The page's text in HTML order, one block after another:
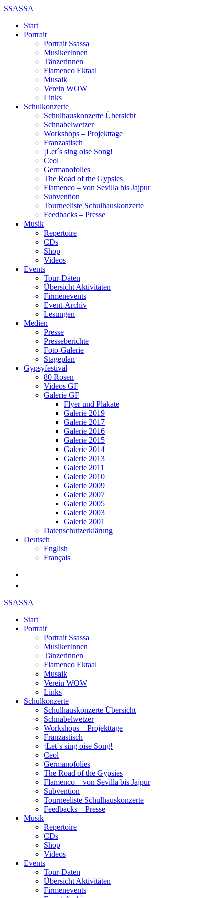
SSASSA
Start
Portrait
Portrait Ssassa
MusikerInnen
Tänzerinnen
Flamenco Ektaal
Musaik
Verein WOW
Links
Schulkonzerte
Schulhauskonzerte Übersicht
Schnabelwetzer
Workshops – Projekttage
Franzastisch
¡Let´s sing oise Song!
Ceol
Germanofolies
The Road of the Gypsies
Flamenco – von Sevilla bis Jajpur
Subvention
Tourneeliste Schulhauskonzerte
Feedbacks – Presse
Musik
Repertoire
CDs
Shop
Videos
Events
Tour-Daten
Übersicht Aktivitäten
Firmenevents
Event-Archiv
Lesungen
Medien
Presse
Presseberichte
Foto-Galerie
Stageplan
Gypsyfestival
80 Rosen
Videos GF
Galerie GF
Flyer und Plakate
Galerie 2019
Galerie 2017
Galerie 2016
Galerie 2015
Galerie 2014
Galerie 2013
Galerie 2011
Galerie 2010
Galerie 2009
Galerie 2007
Galerie 2005
Galerie 2003
Galerie 2001
Datenschutzerklärung
Deutsch
English
Français
SSASSA
Start
Portrait
Portrait Ssassa
MusikerInnen
Tänzerinnen
Flamenco Ektaal
Musaik
Verein WOW
Links
Schulkonzerte
Schulhauskonzerte Übersicht
Schnabelwetzer
Workshops – Projekttage
Franzastisch
¡Let´s sing oise Song!
Ceol
Germanofolies
The Road of the Gypsies
Flamenco – von Sevilla bis Jajpur
Subvention
Tourneeliste Schulhauskonzerte
Feedbacks – Presse
Musik
Repertoire
CDs
Shop
Videos
Events
Tour-Daten
Übersicht Aktivitäten
Firmenevents